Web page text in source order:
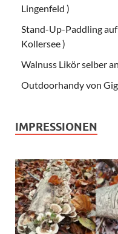
Lingenfeld )
Stand-Up-Paddling
Kollersee )
Walnuss Likör selber
Outdoorhandy von
IMPRESSIONEN